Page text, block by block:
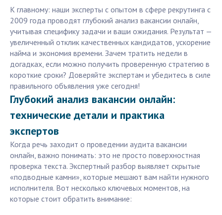
К главному: наши эксперты c опытом в сфере рекрутинга с
2009 года проводят глубокий анализ вакансии онлайн,
учитывая специфику задачи и ваши ожидания. Результат —
увеличенный отклик качественных кандидатов, ускорение
найма и экономия времени. Зачем тратить недели в
догадках, если можно получить проверенную стратегию в
короткие сроки? Доверяйте экспертам и убедитесь в силе
правильного объявления уже сегодня!
Глубокий анализ вакансии онлайн:
технические детали и практика
экспертов
Когда речь заходит о проведении аудита вакансии
онлайн, важно понимать: это не просто поверхностная
проверка текста. Экспертный разбор выявляет скрытые
«подводные камни», которые мешают вам найти нужного
исполнителя. Вот несколько ключевых моментов, на
которые стоит обратить внимание: